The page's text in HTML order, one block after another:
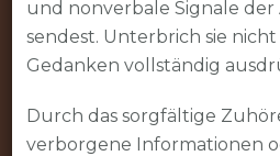
und nonverbale Signale
sendest. Unterbrich sie nicht
Gedanken vollständig
Durch das sorgfältige
verborgene Informationen